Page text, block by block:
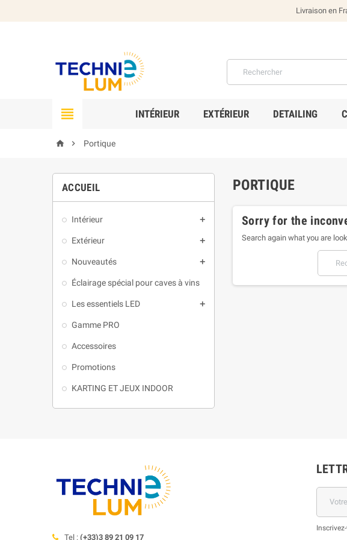
Livraison en
 INTÉRIEUR EXTÉRIEUR DETAILING
  Portique
ACCUEIL
Intérieur 
Extérieur 
Nouveautés 
Éclairage spécial pour caves à vins
Les essentiels LED 
Gamme PRO
Accessoires
Promotions
KARTING ET JEUX INDOOR
PORTIQUE
Sorry for the
Search again what you are
Tel : (+33)3 89 21 09 17